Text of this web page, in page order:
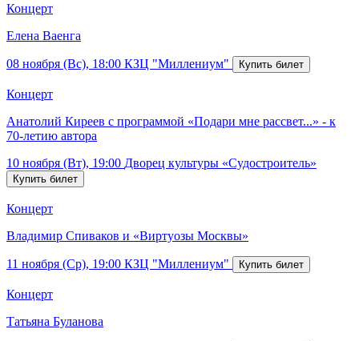
Концерт
Елена Ваенга
08 ноября (Вс), 18:00 КЗЦ "Миллениум"
Концерт
Анатолий Киреев с программой «Подари мне рассвет...» - к
70-летию автора
10 ноября (Вт), 19:00 Дворец культуры «Судостроитель»
Концерт
Владимир Спиваков и «Виртуозы Москвы»
11 ноября (Ср), 19:00 КЗЦ "Миллениум"
Концерт
Татьяна Буланова